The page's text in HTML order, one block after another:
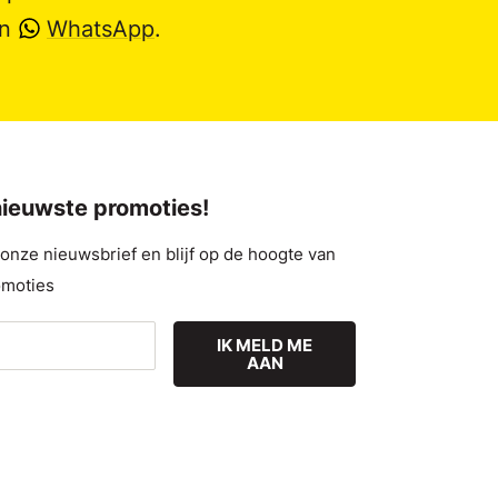
WhatsApp.
promoties!
nieuwsbrief en blijf op de hoogte van
IK MELD ME
AAN